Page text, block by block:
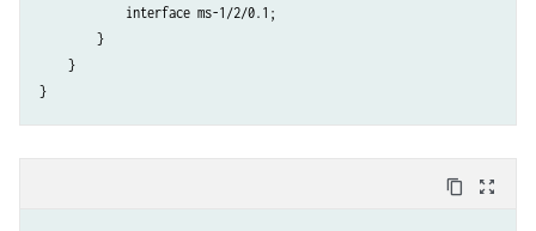
                host local {
                    services info;
                }
            }
            interface ms-1/2/0.1;
        }
    }
content_copy zoom_out_map